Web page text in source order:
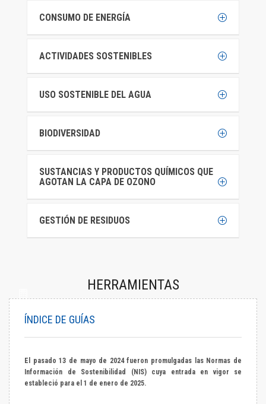
CONSUMO DE ENERGÍA
ACTIVIDADES SOSTENIBLES
USO SOSTENIBLE DEL AGUA
BIODIVERSIDAD
SUSTANCIAS Y PRODUCTOS QUÍMICOS QUE
AGOTAN LA CAPA DE OZONO
GESTIÓN DE RESIDUOS
HERRAMIENTAS
ÍNDICE DE GUÍAS
El pasado 13 de mayo de 2024 fueron promulgadas las Normas de
Información de Sostenibilidad (NIS) cuya entrada en vigor se
estableció para el 1 de enero de 2025.